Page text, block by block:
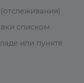
списком
или пункте